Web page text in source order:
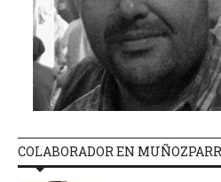
COLABORADOR EN